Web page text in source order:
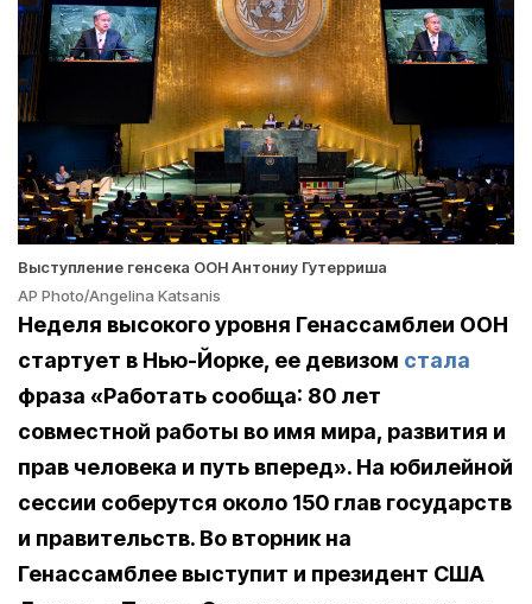
Выступление генсека ООН Антониу Гутерриша
AP Photo/Angelina Katsanis
Неделя высокого уровня Генассамблеи ООН
стартует в Нью-Йорке, ее девизом стала
фраза «Работать сообща: 80 лет
совместной работы во имя мира, развития и
прав человека и путь вперед». На юбилейной
сессии соберутся около 150 глав государств
и правительств. Во вторник на
Генассамблее выступит и президент США